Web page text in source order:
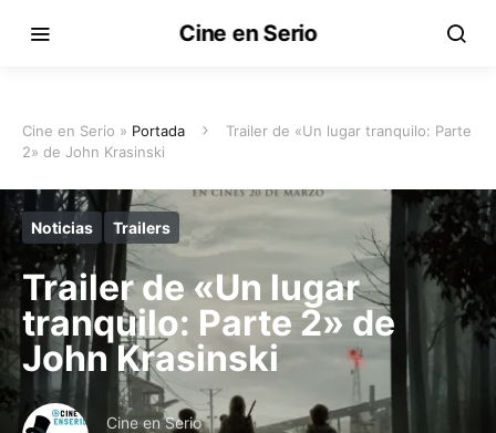
Cine en Serio
Cine en Serio » Portada
Trailer de «Un lugar tranquilo: Parte
2» de John Krasinski
Noticias Trailers
Trailer de «Un lugar
tranquilo: Parte 2» de
John Krasinski
Cine en Serio